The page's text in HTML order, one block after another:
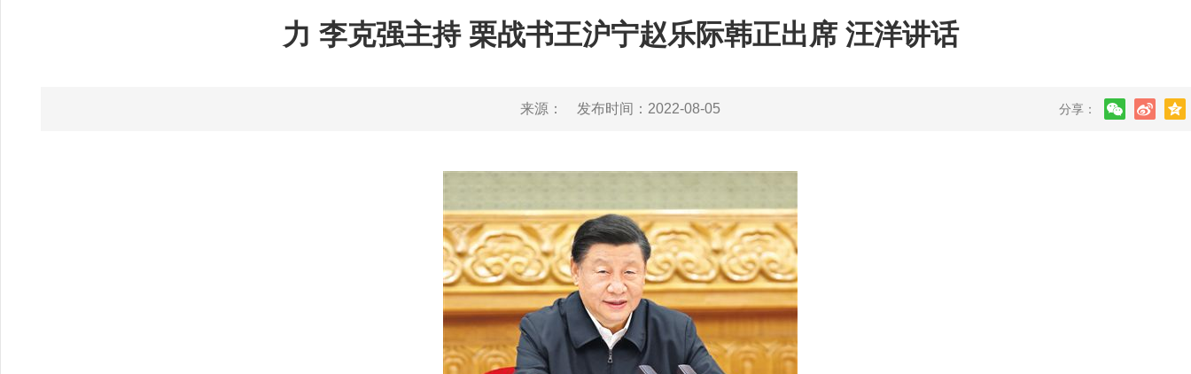
力 李克强主持 栗战书王沪宁赵乐际韩正出席 汪洋讲话
来源： 发布时间： 2022-08-05 分享：